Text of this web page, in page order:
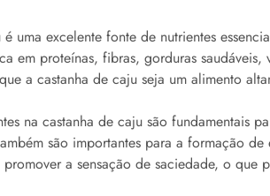
uma excelente fonte de nutrientes
em proteínas, fibras, gorduras
a castanha de caju seja um alimento
na castanha de caju são fundamentais
são importantes para a formação
a sensação de saciedade, o que